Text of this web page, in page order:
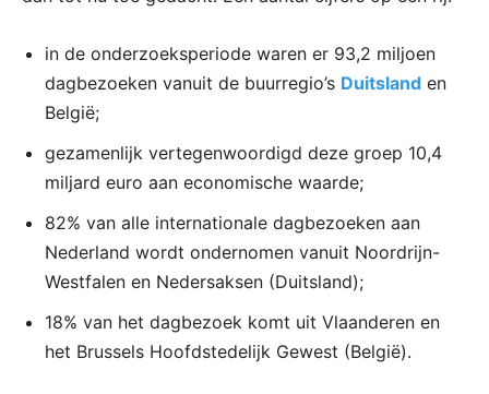
in de onderzoeksperiode waren er 93,2 miljoen
dagbezoeken vanuit de buurregio’s Duitsland en
België;
gezamenlijk vertegenwoordigd deze groep 10,4
miljard euro aan economische waarde;
82% van alle internationale dagbezoeken aan
Nederland wordt ondernomen vanuit Noordrijn-
Westfalen en Nedersaksen (Duitsland);
18% van het dagbezoek komt uit Vlaanderen en
het Brussels Hoofdstedelijk Gewest (België).